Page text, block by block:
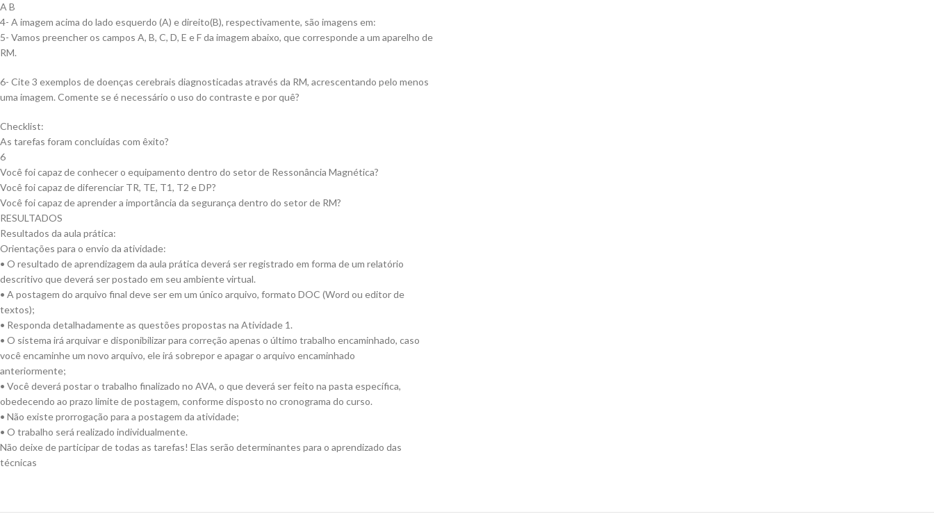
A B
4- A imagem acima do lado esquerdo (A) e direito(B), respectivamente, são imagens em:
5- Vamos preencher os campos A, B, C, D, E e F da imagem abaixo, que corresponde a um aparelho de
RM.
6- Cite 3 exemplos de doenças cerebrais diagnosticadas através da RM, acrescentando pelo menos
uma imagem. Comente se é necessário o uso do contraste e por quê?
Checklist:
As tarefas foram concluídas com êxito?
6
Você foi capaz de conhecer o equipamento dentro do setor de Ressonância Magnética?
Você foi capaz de diferenciar TR, TE, T1, T2 e DP?
Você foi capaz de aprender a importância da segurança dentro do setor de RM?
RESULTADOS
Resultados da aula prática:
Orientações para o envio da atividade:
• O resultado de aprendizagem da aula prática deverá ser registrado em forma de um relatório
descritivo que deverá ser postado em seu ambiente virtual.
• A postagem do arquivo final deve ser em um único arquivo, formato DOC (Word ou editor de
textos);
• Responda detalhadamente as questões propostas na Atividade 1.
• O sistema irá arquivar e disponibilizar para correção apenas o último trabalho encaminhado, caso
você encaminhe um novo arquivo, ele irá sobrepor e apagar o arquivo encaminhado
anteriormente;
• Você deverá postar o trabalho finalizado no AVA, o que deverá ser feito na pasta específica,
obedecendo ao prazo limite de postagem, conforme disposto no cronograma do curso.
• Não existe prorrogação para a postagem da atividade;
• O trabalho será realizado individualmente.
Não deixe de participar de todas as tarefas! Elas serão determinantes para o aprendizado das
técnicas